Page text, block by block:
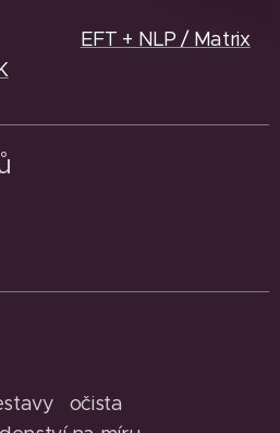
EFT + NLP / Matrix
očista